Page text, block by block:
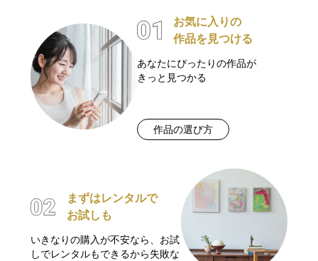
お気に入りの
作品を見つける
あなたにぴったりの作品が
きっと見つかる
作品の選び方
まずはレンタルで
お試しも
いきなりの購入が不安なら、お試
しでレンタルもできるから失敗な